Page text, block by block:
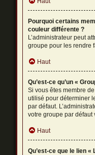
Pourquoi certains
couleur différente ?
L’administrateur peut
groupe pour les rendre
Haut
Qu’est-ce qu’un «
Si vous êtes membre
utilisé pour déterminer
par défaut.
votre groupe par défaut
Haut
Qu’est-ce que le lien «